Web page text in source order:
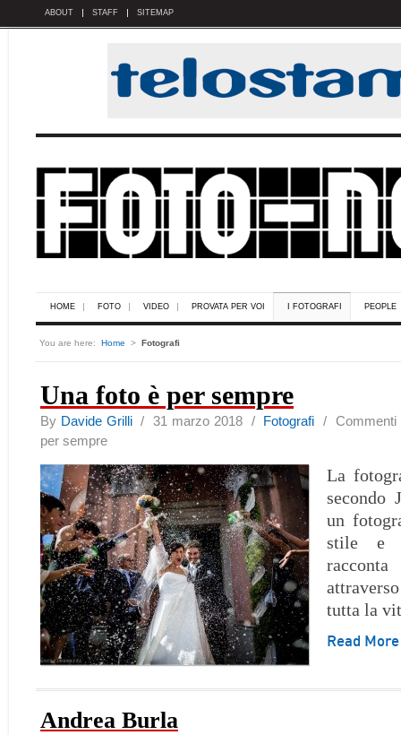
ABOUT STAFF SITEMAP
HOME FOTO VIDEO PROVATA PER VOI I FOTOGRAFI PEOPLE
You are here: Home > Fotografi
Una foto è per sempre
By Davide Grilli/ 31 marzo 2018 / Fotografi / Commenti
per sempre
La
secondo
un
stile e
tutta la
Read
Andrea Burla